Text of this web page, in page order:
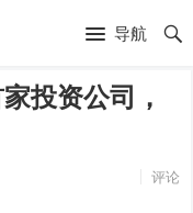
导航
投资公司，
评论